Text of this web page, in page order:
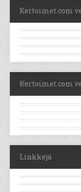
Kertoimet.com
Kertoimet.com
Linkkejä